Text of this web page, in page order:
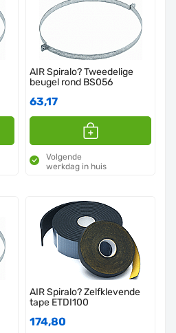
AIR Spiralo? Tweedelige
beugel rond BS056
63,17
Volgende
werkdag in huis
AIR Spiralo? Zelfklevende
tape ETDI100
174,80